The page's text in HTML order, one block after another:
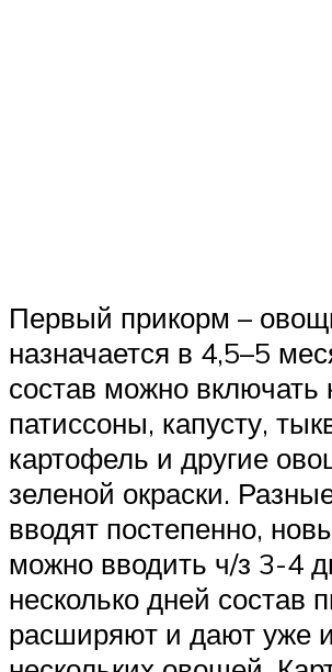
Первый прикорм –
назначается в 4,5–5
состав можно включать
патиссоны, капусту,
картофель и другие
зеленой окраски.
вводят постепенно,
можно вводить ч/з 3-4
несколько дней состав
расширяют и дают уже